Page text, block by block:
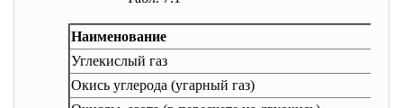
Наименование
Углекислый газ
Окись углерода (угарный газ)